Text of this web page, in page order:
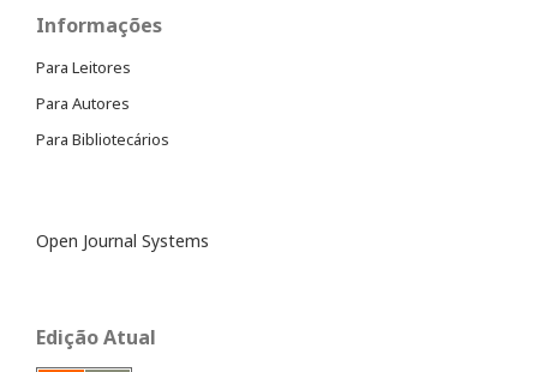
Informações
Para Leitores
Para Autores
Para Bibliotecários
Open Journal Systems
Edição Atual